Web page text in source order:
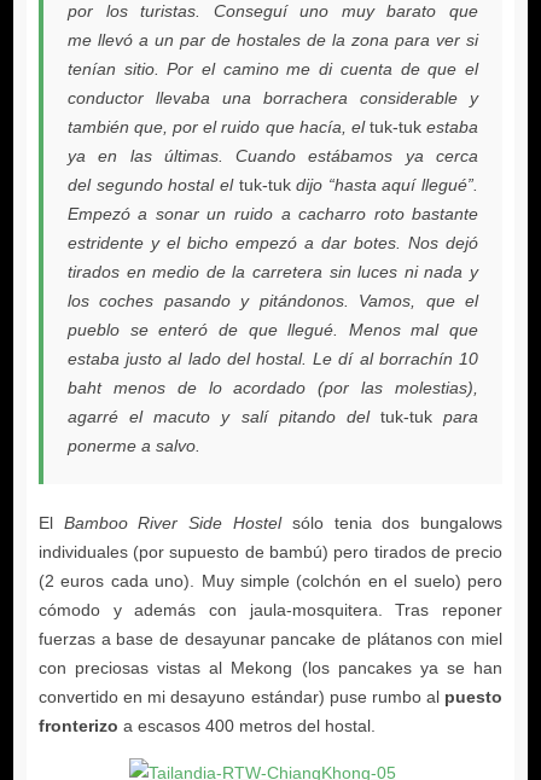
por los turistas. Conseguí uno muy barato que
me llevó a un par de hostales de la zona para ver si
tenían sitio. Por el camino me di cuenta de que el
conductor llevaba una borrachera considerable y
también que, por el ruido que hacía, eltuk-tukestaba
ya en las últimas. Cuando estábamos ya cerca
del segundo hostal el tuk-tukdijo “hasta aquí llegué”.
Empezó a sonar un ruido a cacharro roto bastante
estridente y el bicho empezó a dar botes. Nos dejó
tirados en medio de la carretera sin luces ni nada y
los coches pasando y pitándonos. Vamos, que el
pueblo se enteró de que llegué. Menos mal que
estaba justo al lado del hostal. Le dí al borrachín 10
baht menos de lo acordado (por las molestias),
agarré el macuto y salí pitando del tuk-tukpara
ponerme a salvo.
Bamboo River Side Hostel
puesto
fronterizo